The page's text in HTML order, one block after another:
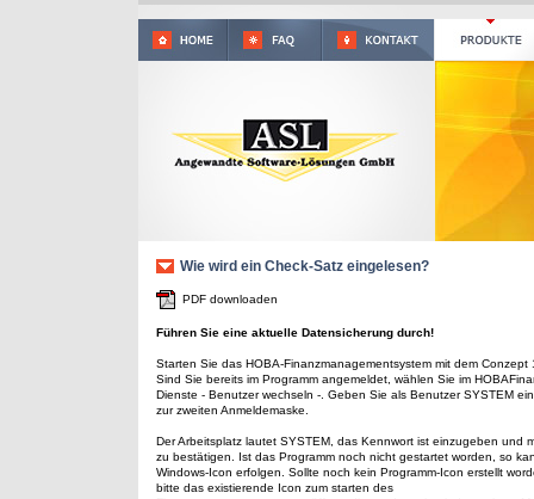
Wie wird ein Check-Satz eingelesen?
PDF downloaden
Führen Sie eine aktuelle Datensicherung durch!
Starten Sie das HOBA-Finanzmanagementsystem mit dem Conzept
Sind Sie bereits im Programm angemeldet, wählen Sie im
Dienste - Benutzer wechseln -. Geben Sie als Benutzer SYSTEM
zur zweiten Anmeldemaske.
Der Arbeitsplatz lautet SYSTEM, das Kennwort ist einzugeben und
zu bestätigen. Ist das Programm noch nicht gestartet worden, so
Windows-Icon erfolgen. Sollte noch kein Programm-Icon erstellt
bitte das existierende Icon zum starten des